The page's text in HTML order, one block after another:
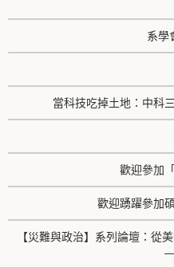
系學
當科技吃掉土地：中科
歡迎參加
歡迎踴躍參加
【災難與政治】系列論壇：從
—